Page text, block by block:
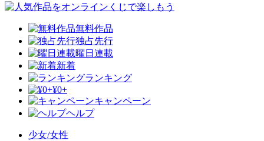
無料作品
独占先行
曜日連載
新着
ランキング
¥0+
キャンペーン
ヘルプ
少女/女性